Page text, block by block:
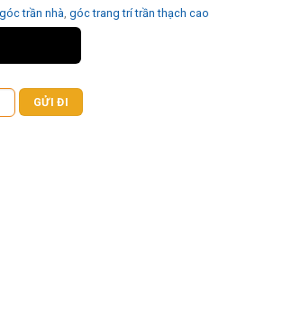
trần nhà góc trang trí trần thạch cao